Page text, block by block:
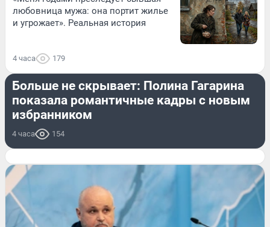
любовница мужа: она портит жилье
и угрожает». Реальная история
4 часа 179
ОН И ОНА
Больше не скрывает: Полина Гагарина
показала романтичные кадры с новым
избранником
4 часа 154